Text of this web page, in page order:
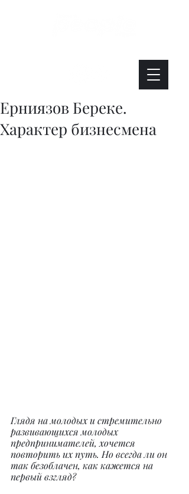
Ерниязов Береке.
Характер бизнесмена
Глядя на молодых и стремительно
развивающихся молодых
предпринимателей, хочется
повторить их путь. Но всегда ли он
так безоблачен, как кажется на
первый взгляд?